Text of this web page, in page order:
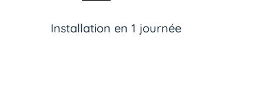
Installation en 1 journée